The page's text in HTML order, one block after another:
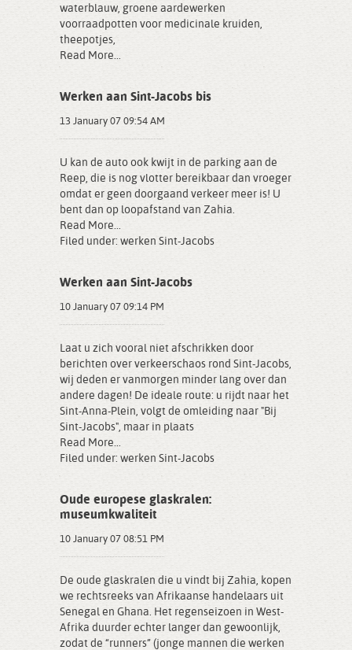
waterblauw, groene aardewerken
voorraadpotten voor medicinale kruiden,
theepotjes,
Read More...
Werken aan Sint-Jacobs bis
13 January 07 09:54 AM
U kan de auto ook kwijt in de parking aan de
Reep, die is nog vlotter bereikbaar dan vroeger
omdat er geen doorgaand verkeer meer is! U
bent dan op loopafstand van Zahia.
Read More...
Filed under: werken Sint-Jacobs
Werken aan Sint-Jacobs
10 January 07 09:14 PM
Laat u zich vooral niet afschrikken door
berichten over verkeerschaos rond Sint-Jacobs,
wij deden er vanmorgen minder lang over dan
andere dagen! De ideale route: u rijdt naar het
Sint-Anna-Plein, volgt de omleiding naar "Bij
Sint-Jacobs", maar in plaats
Read More...
Filed under: werken Sint-Jacobs
Oude europese glaskralen:
museumkwaliteit
10 January 07 08:51 PM
De oude glaskralen die u vindt bij Zahia, kopen
we rechtsreeks van Afrikaanse handelaars uit
Senegal en Ghana. Het regenseizoen in West-
Afrika duurder echter langer dan gewoonlijk,
zodat de “runners” (jonge mannen die werken